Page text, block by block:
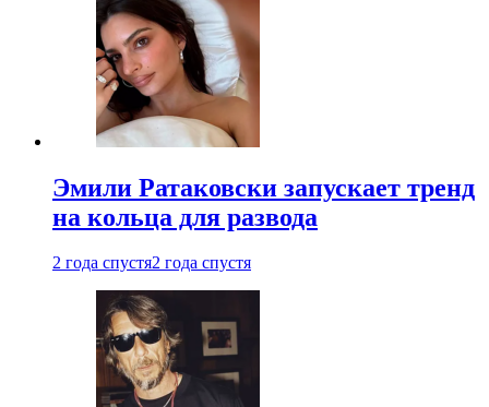
Эмили Ратаковски запускает тренд
на кольца для развода
2 года спустя2 года спустя